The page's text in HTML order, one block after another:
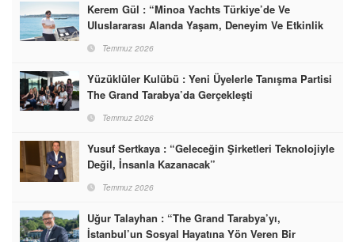
Kerem Gül : “Minoa Yachts Türkiye’de Ve
Uluslararası Alanda Yaşam, Deneyim Ve Etkinlik
Temmuz 2026
Yüzüklüler Kulübü : Yeni Üyelerle Tanışma Partisi
The Grand Tarabya’da Gerçekleşti
Temmuz 2026
Yusuf Sertkaya : “Geleceğin Şirketleri Teknolojiyle
Değil, İnsanla Kazanacak”
Temmuz 2026
Uğur Talayhan : “The Grand Tarabya’yı,
İstanbul’un Sosyal Hayatına Yön Veren Bir